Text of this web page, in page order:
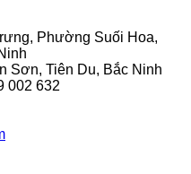
Phường Suối Hoa,
Sơn, Tiên Du, Bắc Ninh
002 632